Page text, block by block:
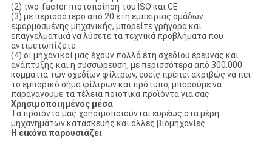
(2) two-factor πιστοποίηση του ISO και CE
(3) με περισσότερο από 20 έτη εμπειρίας ομάδων
εφαρμοσμένης μηχανικής, μπορείτε γρήγορα και
επαγγελματικά να λύσετε τα τεχνικά προβλήματα που
αντιμετωπίζετε.
(4) οι μηχανικοί μας έχουν πολλά έτη σχεδίου έρευνας και
ανάπτυξης και η συσσώρευση, με περισσότερα από 300.000
κομμάτια των σχεδίων φίλτρων, εσείς πρέπει ακριβώς να πει
το εμπορικό σήμα φίλτρων και πρότυπο, μπορούμε να
παραγάγουμε τα τέλεια ποιοτικά προϊόντα για σας
Χρησιμοποιημένος μέσα
Τα προϊόντα μας χρησιμοποιούνται ευρέως στα μέρη
μηχανημάτων κατασκευής και άλλες βιομηχανίες.
Η εικόνα παρουσιάζει